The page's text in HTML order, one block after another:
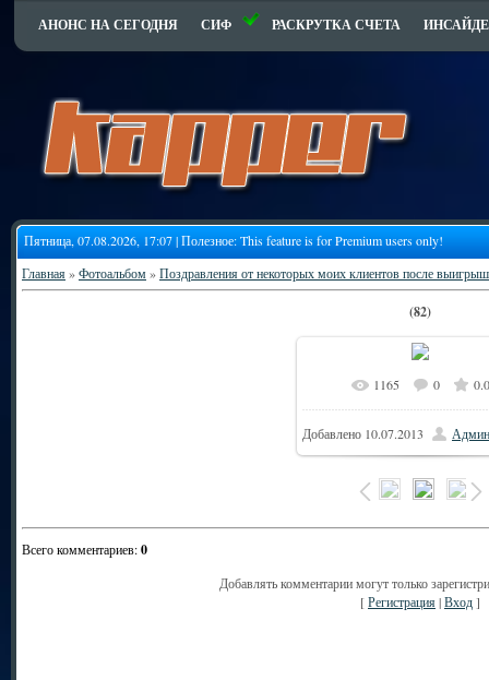
АНОНС НА СЕГОДНЯ СИФ РАСКРУТКА СЧЕТА
Пятница, 07.08.2026, 17:07 | Полезное:This feature is for Premium users only!
Главная»Фотоальбом»Поздравления от некоторых моих клиентов после
(82)
В реальном размере
175.5Kb
1165 0 0.0
Добавлено 10.07.2013
Всего комментариев:0
Добавлять комментарии могут только
[Регистрация|Вход]